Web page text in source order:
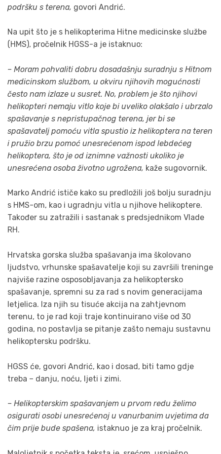
podršku s terena, govori Andrić.
Na upit što je s helikopterima Hitne medicinske službe
(HMS), pročelnik HGSS-a je istaknuo:
– Moram pohvaliti dobru dosadašnju suradnju s Hitnom
medicinskom službom, u okviru njihovih mogućnosti
često nam izlaze u susret. No, problem je što njihovi
helikopteri nemaju vitlo koje bi uveliko olakšalo i ubrzalo
spašavanje s nepristupačnog terena, jer bi se
spašavatelj pomoću vitla spustio iz helikoptera na teren
i pružio brzu pomoć unesrećenom ispod lebdećeg
helikoptera, što je od iznimne važnosti ukoliko je
unesrećena osoba životno ugrožena, kaže sugovornik.
Marko Andrić ističe kako su predložili još bolju suradnju
s HMS-om, kao i ugradnju vitla u njihove helikoptere.
Također su zatražili i sastanak s predsjednikom Vlade
RH.
Hrvatska gorska služba spašavanja ima školovano
ljudstvo, vrhunske spašavatelje koji su završili treninge
najviše razine osposobljavanja za helikoptersko
spašavanje, spremni su za rad s novim generacijama
letjelica. Iza njih su tisuće akcija na zahtjevnom
terenu, to je rad koji traje kontinuirano više od 30
godina, no postavlja se pitanje zašto nemaju sustavnu
helikoptersku podršku.
HGSS će, govori Andrić, kao i dosad, biti tamo gdje
treba – danju, noću, ljeti i zimi.
– Helikopterskim spašavanjem u prvom redu želimo
osigurati osobi unesrećenoj u vanurbanim uvjetima da
čim prije bude spašena, istaknuo je za kraj pročelnik.